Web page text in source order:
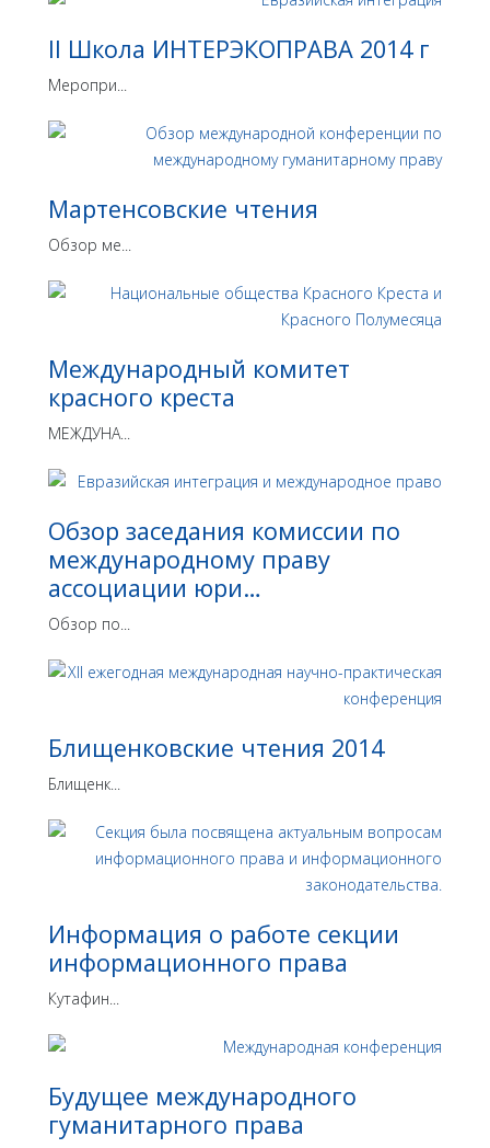
II Школа ИНТЕРЭКОПРАВА 2014 г
Меропри...
Мартенсовские чтения
Обзор ме...
Международный комитет
красного креста
МЕЖДУНА...
Обзор заседания комиссии по
международному праву
ассоциации юри…
Обзор по...
Блищенковские чтения 2014
Блищенк...
Информация о работе секции
информационного права
Кутафин...
Будущее международного
гуманитарного права